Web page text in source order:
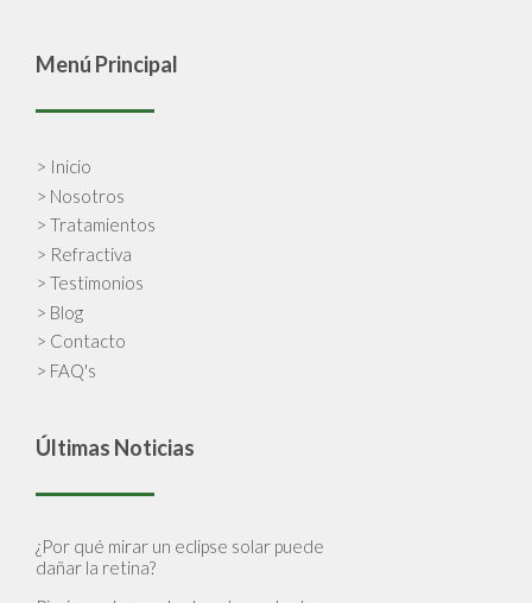
Menú Principal
> Inicio
> Nosotros
> Tratamientos
> Refractiva
> Testimonios
> Blog
> Contacto
> FAQ's
Últimas Noticias
¿Por qué mirar un eclipse solar puede
dañar la retina?